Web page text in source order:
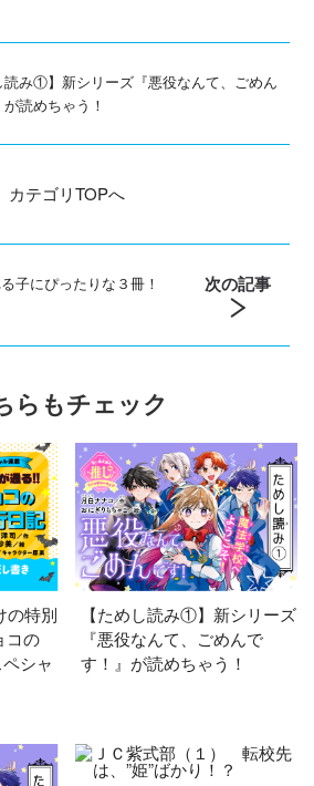
読み①】新シリーズ『悪役なんて、ごめん
読めちゃう！
カテゴリTOPへ
る子にぴったりな３冊！
次の記事
らもチェック
の特別
コの
シャ
【ためし読み①】新シリーズ
『悪役なんて、ごめんで
す！』が読めちゃう！